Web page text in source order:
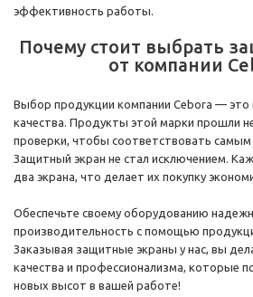
эффективность работы.
Почему стоит выбрать
от компании
Выбор продукции компании Cebora —
качества. Продукты этой марки прошли
проверки, чтобы соответствовать
Защитный экран не стал исключением.
два экрана, что делает их покупку
Обеспечьте своему оборудованию
производительность с помощью
Заказывая защитные экраны у нас, вы
качества и профессионализма, которые
новых высот в вашей работе!